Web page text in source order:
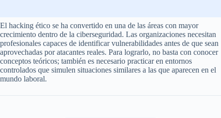
El hacking ético se ha convertido en una de las áreas con mayor
crecimiento dentro de la ciberseguridad. Las organizaciones necesitan
profesionales capaces de identificar vulnerabilidades antes de que sean
aprovechadas por atacantes reales. Para lograrlo, no basta con conocer
conceptos teóricos; también es necesario practicar en entornos
controlados que simulen situaciones similares a las que aparecen en el
mundo laboral.